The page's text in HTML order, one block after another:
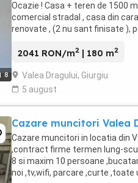
8
Ocazie ! Casa + teren de 1500
comercial stradal , casa din
renovate , (2 nu sant finisate ),
2041 RON/m2 | 180 m2
Valea Dragului, Giurgiu
5 august
Cazare muncitori Valea
Cazare muncitori in locatia din
,contract firme termen lung-
8 si maxim 10 persoane
noi ,tv,wifi, parcare ,curte ,toate